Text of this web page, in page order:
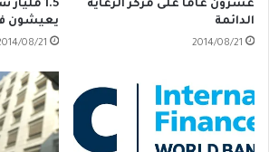
عشرون عاماً على مركز الرعاية
الدائمة
2014/08/21
1.5
يعيشون
08/21